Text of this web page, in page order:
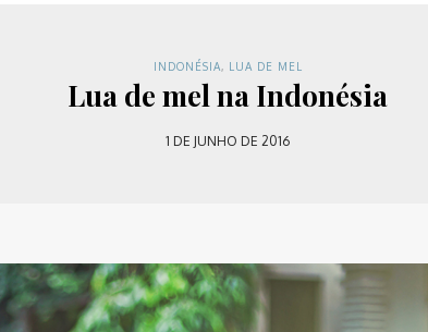
INDONÉSIA, LUA DE MEL
Lua de mel na Indonésia
1 DE JUNHO DE 2016